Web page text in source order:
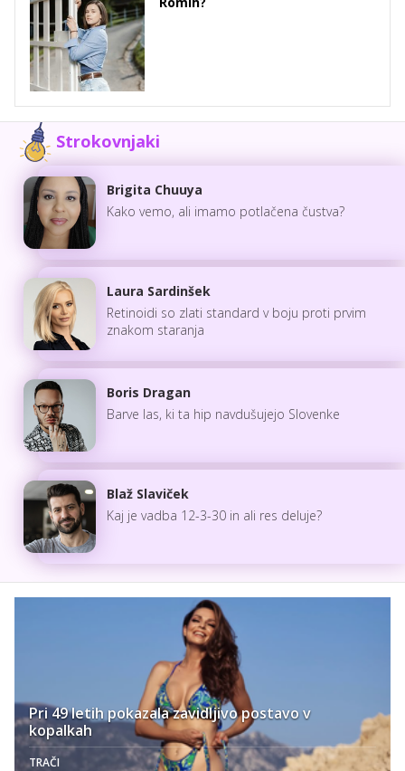
Strokovnjaki
Brigita Chuuya
Kako vemo, ali imamo potlačena čustva?
Laura Sardinšek
Retinoidi so zlati standard v boju proti prvim
znakom staranja
Boris Dragan
Barve las, ki ta hip navdušujejo Slovenke
Blaž Slaviček
Kaj je vadba 12-3-30 in ali res deluje?
Pri 49 letih pokazala zavidljivo postavo v
kopalkah
TRAČI